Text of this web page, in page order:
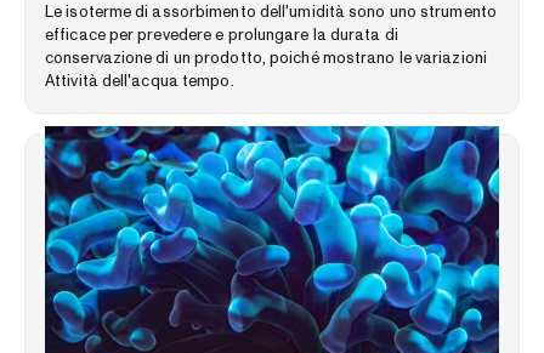
Le isoterme di assorbimento dell'umidità sono uno strumento
efficace per prevedere e prolungare la durata di
conservazione di un prodotto, poiché mostrano le variazioni
Attività dell'acqua tempo.